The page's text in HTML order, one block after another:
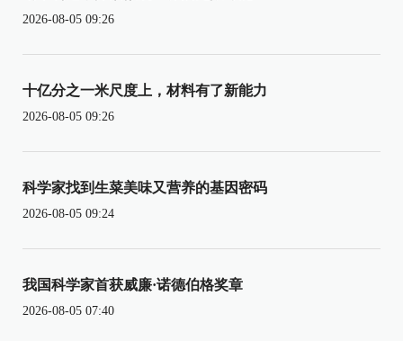
2026-08-05 09:26
十亿分之一米尺度上，材料有了新能力
2026-08-05 09:26
科学家找到生菜美味又营养的基因密码
2026-08-05 09:24
我国科学家首获威廉·诺德伯格奖章
2026-08-05 07:40